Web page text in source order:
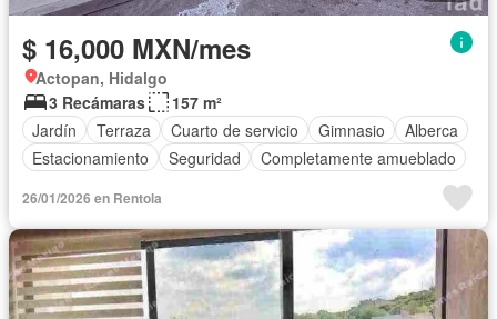
$ 16,000 MXN/mes
Actopan, Hidalgo
3 Recámaras
157 m²
Jardín
Terraza Cuarto de servicio Gimnasio
Alberca
Estacionamiento
Seguridad Completamente amueblado
26/01/2026 en Rentola